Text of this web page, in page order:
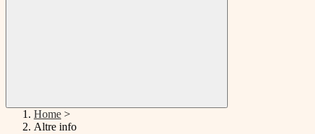
Home >
Altre info